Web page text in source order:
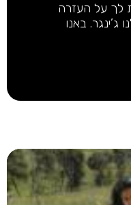
לך על העזרה
באנו